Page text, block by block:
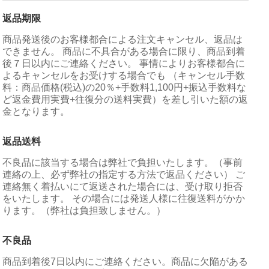
返品期限
商品発送後のお客様都合による注文キャンセル、返品は
できません。 商品に不具合がある場合に限り、商品到着
後７日以内にご連絡ください。 事情によりお客様都合に
よるキャンセルをお受けする場合でも （キャンセル手数
料：商品価格(税込)の20％+手数料1,100円+振込手数料な
ど返金費用実費+往復分の送料実費）を差し引いた額の返
金となります。
返品送料
不良品に該当する場合は弊社で負担いたします。（事前
連絡の上、必ず弊社の指定する方法で返品ください） ご
連絡無く着払いにて返送された場合には、受け取り拒否
をいたします。 その場合には発送人様に往復送料がかか
ります。（弊社は負担致しません。）
不良品
商品到着後7日以内にご連絡ください。商品に欠陥がある